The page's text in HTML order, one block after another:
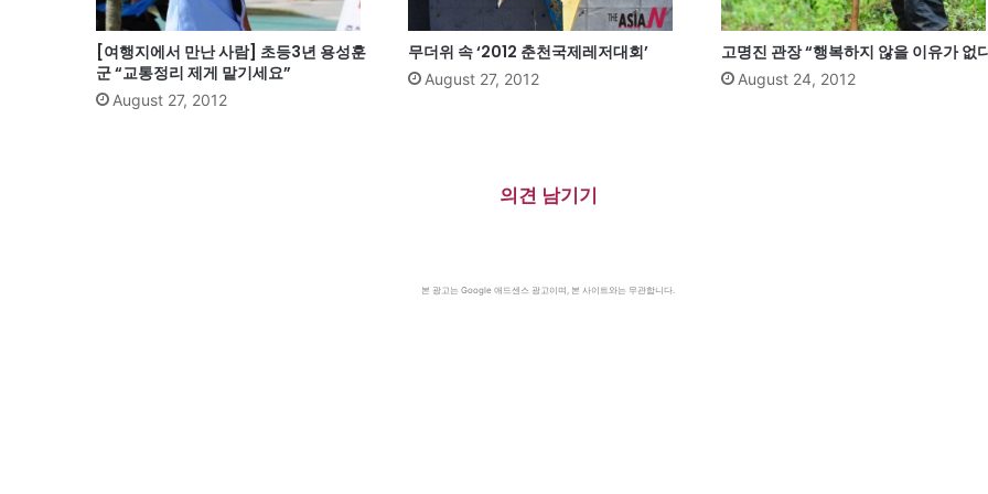
[여행지에서 만난 사람] 초등3년 용성훈
군 “교통정리 제게 맡기세요”
August 27, 2012
무더위 속 ‘2012 춘천국제레저대회’
August 27, 2012
고명진 관장 “행복하지 않을 이유가 없
August 24, 2012
의견 남기기
본 광고는 Google 애드센스 광고이며, 본 사이트와는 무관합니다.